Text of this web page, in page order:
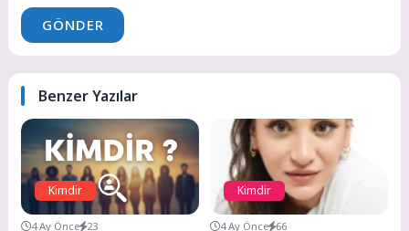
GÖNDER
Benzer Yazılar
Kimdir
4 Ay Önce 23
Kimdir
4 Ay Önce 66